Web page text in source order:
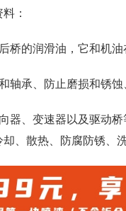
：
桥的润滑油，它和机
轴承、防止磨损和锈蚀
器、变速器以及驱动
、散热、防腐防锈、